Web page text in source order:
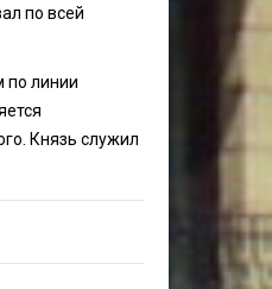
по всей
по линии
Князь служил